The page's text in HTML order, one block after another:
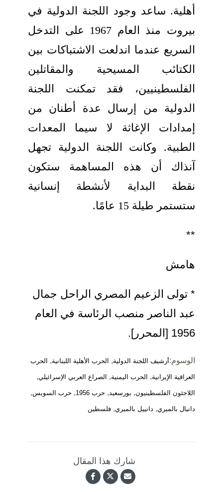
أهلية. ساعد وجود اللجنة الدولية في
بيروت منذ العام 1967 على التدخل
السريع عندما اندلعت الاشتباكات بين
الكتائب المسيحية والمقاتلين
الفلسطينيين، فقد تمكنت اللجنة
الدولية من إرسال عدة أطنان من
إمدادات الإغاثة لا سيما المعدات
الطبية. وكانت اللجنة الدولية تجهل
آنذاك أن هذه المساهمة ستكون
نقطة البداية لأنشطة إنسانية
ستستمر طيلة 15 عامًا.
**
هامش
* تولى الزعيم المصري الراحل جمال
عبد الناصر منصب الرئاسة في العام
1956 [المحرر].
الوسوم:أرشيف اللجنة الدولية, الحرب الأهلية اللبنانية, الحرب
العراقية الإيرانية, الحرب اليمنية, الصراع العربي الإسرائيلي,
اللاجئون الفلسطينيون, بورسعيد, حرب 1956 , حرب السويس,
دانيال بالميري, دانييل بالميري, فلسطين
شارك هذا المقال